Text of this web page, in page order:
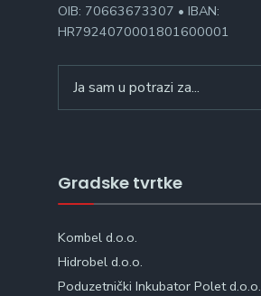
OIB: 70663673307 • IBAN:
HR7924070001801600001
for:
Gradske tvrtke
Kombel d.o.o.
Hidrobel d.o.o.
Poduzetnički Inkubator Polet d.o.o.